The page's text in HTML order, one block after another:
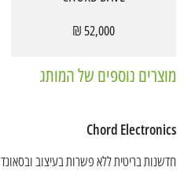
52,000 ₪
מוצרים נוספים של המותג
Chord Electronics
חדשנות בריטית ללא פשרות בעיצוב ובסאונד